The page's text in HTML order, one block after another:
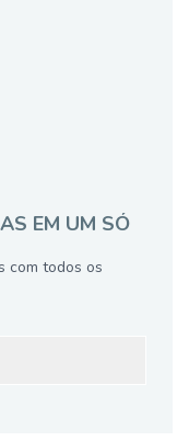
EM UM SÓ
com todos os